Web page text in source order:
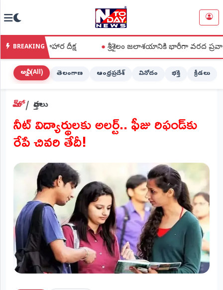
హోమ్
(Home)
STREAMING
లైవ్
(Live
లైవ్
రేడియో
(Live
Radio)
ప్రాంతీయ
వార్తలు
(STATE)
తెలంగాణ
BREAKING
నిరాహార దీక్ష ●శ్రీశైలం జలాశయానికి భారీగా వరద ప్రవాహం
అన్నీ (All) తెలంగాణ ఆంధ్రప్రదేశ్ వినోదం భక్తి క్రీడలు
హోమ్ వార్తలు
నీట్ విద్యార్థులకు అలర్ట్.. ఫీజు రిఫండ్‌కు
రేపే చివరి తేదీ!